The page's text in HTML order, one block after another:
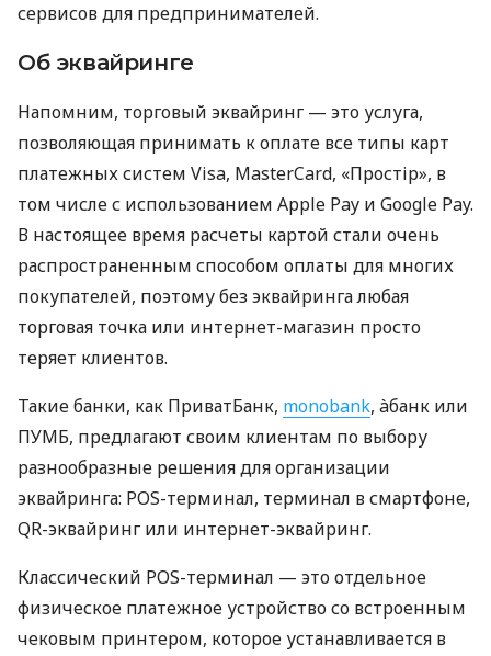
сервисов для предпринимателей.
Об эквайринге
Напомним, торговый эквайринг — это услуга,
позволяющая принимать к оплате все типы карт
платежных систем Visa, MasterCard, «Простір», в
том числе с использованием Apple Pay и Google Pay.
В настоящее время расчеты картой стали очень
распространенным способом оплаты для многих
покупателей, поэтому без эквайринга любая
торговая точка или интернет-магазин просто
теряет клиентов.
Такие банки, как ПриватБанк, monobank, àбанк или
ПУМБ, предлагают своим клиентам по выбору
разнообразные решения для организации
эквайринга: POS-терминал, терминал в смартфоне,
QR-эквайринг или интернет-эквайринг.
Классический POS-терминал — это отдельное
физическое платежное устройство со встроенным
чековым принтером, которое устанавливается в